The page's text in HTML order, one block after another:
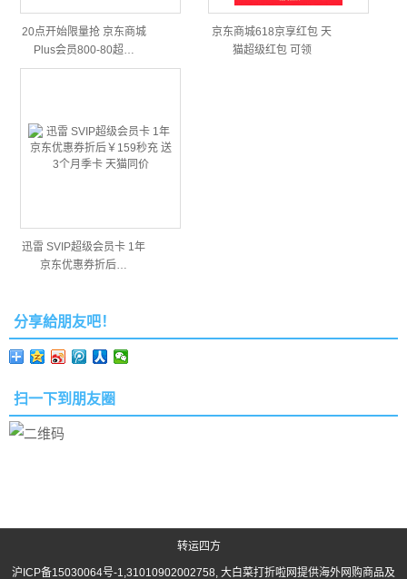
20点开始限量抢 京东商城
Plus会员800-80超…
京东商城618京享红包 天
猫超级红包 可领
迅雷 SVIP超级会员卡 1年
京东优惠券折后…
分享給朋友吧！
扫一下到朋友圈
转运四方
沪ICP备15030064号-1,31010902002758, 大白菜打折啦网提供海外网购商品及